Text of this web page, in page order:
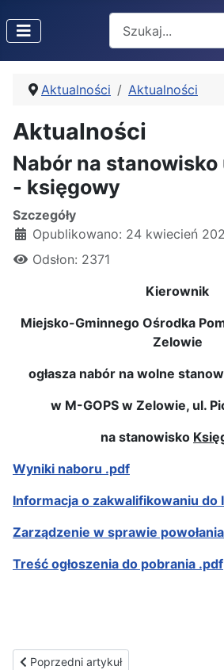
Type 2 or more
Aktualności Aktualności
Aktualności
Nabór na
- księgowy
Szczegóły
Opublikowano: 24 kwiecień
Odsłon: 2371
Kierownik
Miejsko-Gminnego Ośrodka
Zelowie
ogłasza nabór na wolne
w M-GOPS w Zelowie, ul.
na stanowisko
Wyniki naboru .pdf
Informacja o zakwalifikowaniu do
Zarządzenie w sprawie
Treść ogłoszenia do pobrania .pdf
Poprzedni artykuł: Ogłoszenie o
Poprzedni artykuł